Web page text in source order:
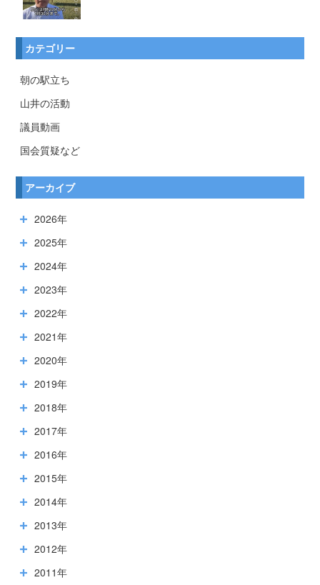
カテゴリー
朝の駅立ち
山井の活動
議員動画
国会質疑など
アーカイブ
2026年
2025年
2024年
2023年
2022年
2021年
2020年
2019年
2018年
2017年
2016年
2015年
2014年
2013年
2012年
2011年